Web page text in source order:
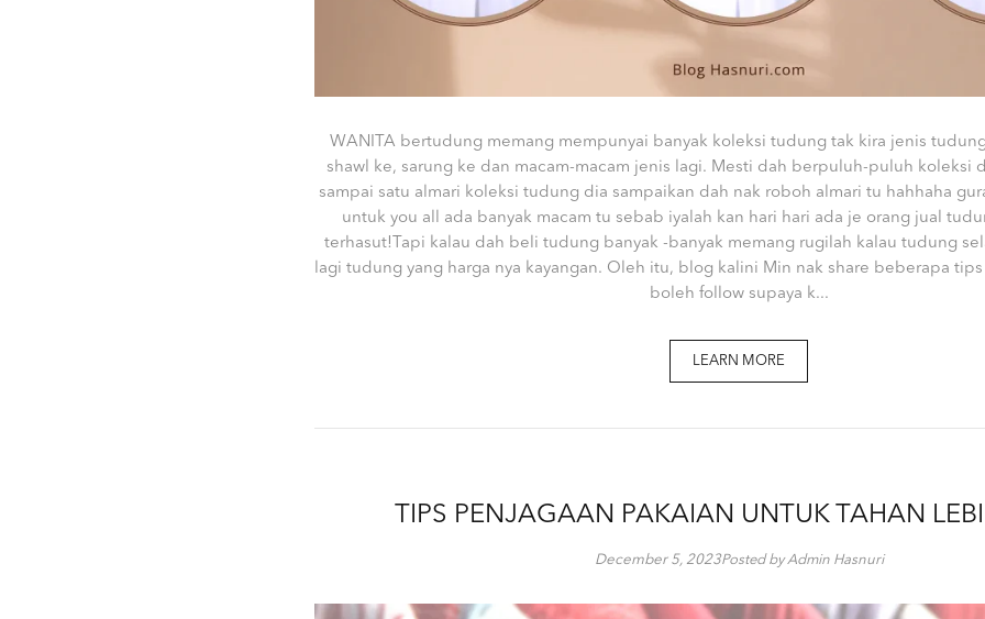
WANITA bertudung memang mempunyai banyak koleksi tudung tak kira jenis
shawl ke, sarung ke dan macam-macam jenis lagi. Mesti dah berpuluh-puluh koleksi
sampai satu almari koleksi tudung dia sampaikan dah nak roboh almari tu hahhaha
untuk you all ada banyak macam tu sebab iyalah kan hari hari ada je orang jual
terhasut!Tapi kalau dah beli tudung banyak -banyak memang rugilah kalau tudung
lagi tudung yang harga nya kayangan. Oleh itu, blog kalini Min nak share beberapa
boleh follow supaya k...
LEARN MORE
TIPS PENJAGAAN PAKAIAN UNTUK TAHAN
December 5, 2023Posted by Admin Hasnuri